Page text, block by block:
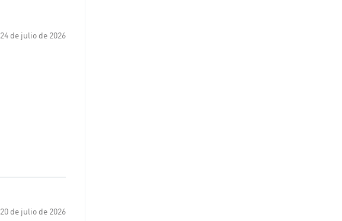
24 de julio de 2026
20 de julio de 2026